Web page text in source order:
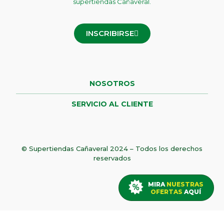
INSCRIBIRSE
NOSOTROS
SERVICIO AL CLIENTE
© Supertiendas Cañaveral 2024 – Todos los derechos
reservados
MIRA NUESTRAS
OFERTAS AQUÍ